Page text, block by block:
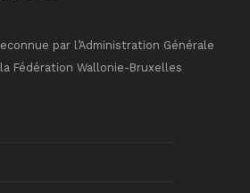
par l’Administration Générale
Fédération Wallonie-Bruxelles